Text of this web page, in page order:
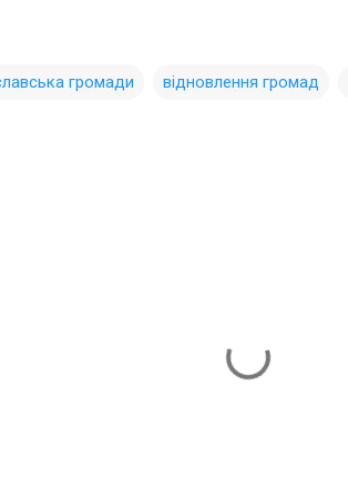
громади відновлення громад